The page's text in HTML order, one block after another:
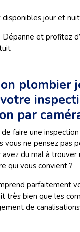
jour et
et profitez
plombier
par
faire une
vous ne pensez pas
avez du mal à
qui vous convient ?
parfaitement
très bien que les
de